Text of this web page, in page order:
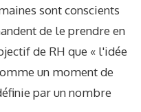
sont conscients
de le prendre en
de RH que « l'idée
un moment de
par un nombre